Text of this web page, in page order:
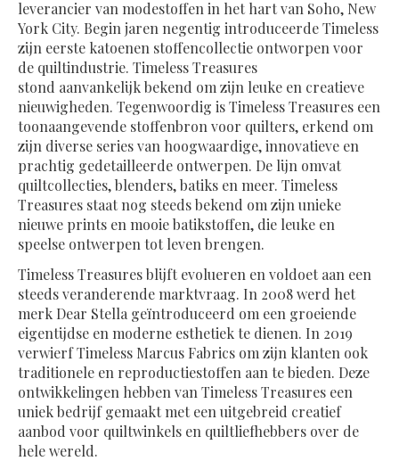
leverancier van modestoffen in het hart van Soho, New
York City. Begin jaren negentig introduceerde Timeless
zijn eerste katoenen stoffencollectie ontworpen voor
de quiltindustrie. Timeless Treasures
stond aanvankelijk bekend om zijn leuke en creatieve
nieuwigheden. Tegenwoordig is Timeless Treasures een
toonaangevende stoffenbron voor quilters, erkend om
zijn diverse series van hoogwaardige, innovatieve en
prachtig gedetailleerde ontwerpen. De lijn omvat
quiltcollecties, blenders, batiks en meer. Timeless
Treasures staat nog steeds bekend om zijn unieke
nieuwe prints en mooie batikstoffen, die leuke en
speelse ontwerpen tot leven brengen.
Timeless Treasures blijft evolueren en voldoet aan een
steeds veranderende marktvraag. In 2008 werd het
merk Dear Stella geïntroduceerd om een ​​groeiende
eigentijdse en moderne esthetiek te dienen. In 2019
verwierf Timeless Marcus Fabrics om zijn klanten ook
traditionele en reproductiestoffen aan te bieden. Deze
ontwikkelingen hebben van Timeless Treasures een
uniek bedrijf gemaakt met een uitgebreid creatief
aanbod voor quiltwinkels en quiltliefhebbers over de
hele wereld.